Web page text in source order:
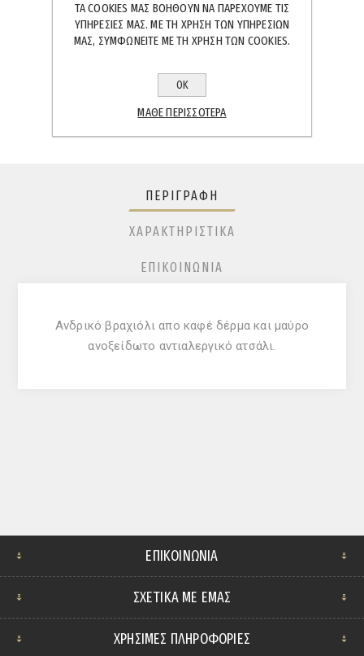
ΠΕΡΙΓΡΑΦΉ
ΧΑΡΑΚΤΗΡΙΣΤΙΚΆ
ΕΠΙΚΟΙΝΩΝΊΑ
Ανδρικό βραχιόλι απο καφέ δέρμα και μαύρο
ανοξείδωτο αντιαλεργικό ατσάλι.
ΕΠΙΚΟΙΝΩΝΊΑ
ΣΧΕΤΙΚΆ ΜΕ ΕΜΆΣ
ΧΡΗΣΙΜΕΣ ΠΛΗΡΟΦΟΡΙΕΣ
ΤΑ COOKIES ΜΑΣ ΒΟΗΘΟΎΝ ΝΑ ΠΑΡΈΧΟΥΜΕ ΤΙΣ
ΥΠΗΡΕΣΊΕΣ ΜΑΣ. ΜΕ ΤΗ ΧΡΉΣΗ ΤΩΝ ΥΠΗΡΕΣΙΏΝ
ΜΑΣ, ΣΥΜΦΩΝΕΊΤΕ ΜΕ ΤΗ ΧΡΉΣΗ ΤΩΝ COOKIES.
ΟΚ
ΜΆΘΕ ΠΕΡΙΣΣΌΤΕΡΑ